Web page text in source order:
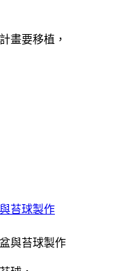
畫要移植，
苔球製作